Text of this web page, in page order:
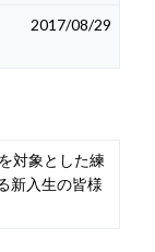
2017/08/29
対象とした練
新入生の皆様